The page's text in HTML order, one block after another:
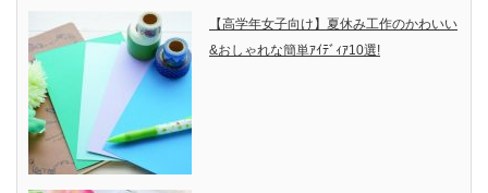
【高学年女子向け】夏休み工作のかわいい
&おしゃれな簡単ｱｲﾃﾞｨｱ10選!